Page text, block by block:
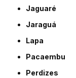
Jaguaré
Jaraguá
Lapa
Pacaembu
Perdizes